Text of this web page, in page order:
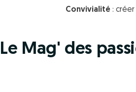
Convivialité :
Le Mag' des